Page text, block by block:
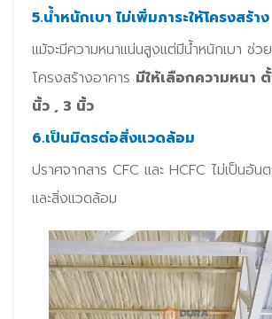
5.น้ำหนักเบา ไม่เพิ่มภาระให้โครงสร้าง
แม้จะมีความหนาแน่นสูงแต่มีน้ำหนักเบา ช่ว
โครงสร้างอาคาร มีให้เลือกความหนา
นิ้ว , 3 นิ้ว
6.เป็นมิตรต่อสิ่งแวดล้อม
ปราศจากสาร CFC และ HCFC ไม่เป็นอัน
และสิ่งแวดล้อม